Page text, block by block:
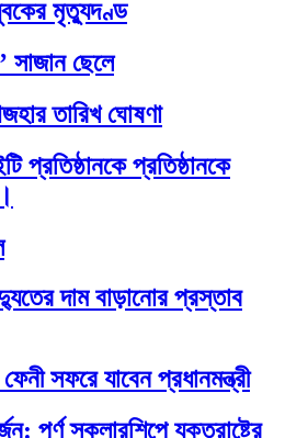
মৃত্যুদণ্ড
সাজান ছেলে
তারিখ ঘোষণা
প্রতিষ্ঠানকে প্রতিষ্ঠানকে
দাম বাড়ানোর প্রস্তাব
সফরে যাবেন প্রধানমন্ত্রী
পূর্ণ স্কলারশিপে যুক্তরাষ্ট্রে